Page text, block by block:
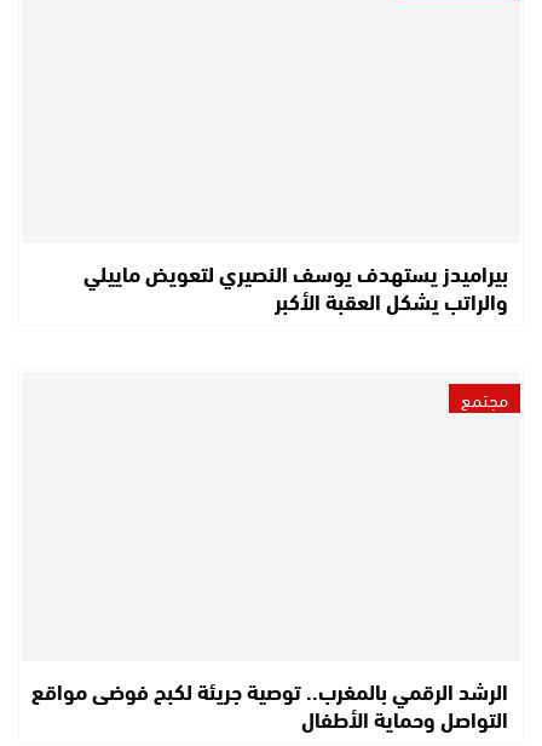
بيراميدز يستهدف يوسف النصيري لتعويض ماييلي
والراتب يشكل العقبة الأكبر
مجتمع
الرشد الرقمي بالمغرب.. توصية جريئة لكبح فوضى مواقع
التواصل وحماية الأطفال